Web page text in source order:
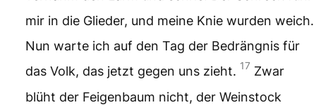
mir in die Glieder, und meine Knie wurden weich.
Nun warte ich auf den Tag der Bedrängnis für
das Volk, das jetzt gegen uns zieht. 17 Zwar
blüht der Feigenbaum nicht, der Weinstock